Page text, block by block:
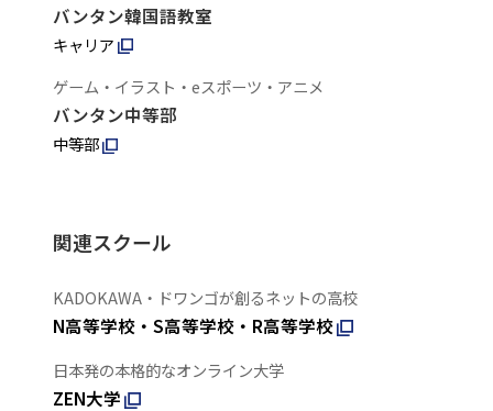
バンタン韓国語教室
キャリア
ゲーム・イラスト・eスポーツ・アニメ
バンタン中等部
中等部
関連スクール
KADOKAWA・ドワンゴが創るネットの高校
N高等学校・S高等学校・R高等学校
日本発の本格的なオンライン大学
ZEN大学